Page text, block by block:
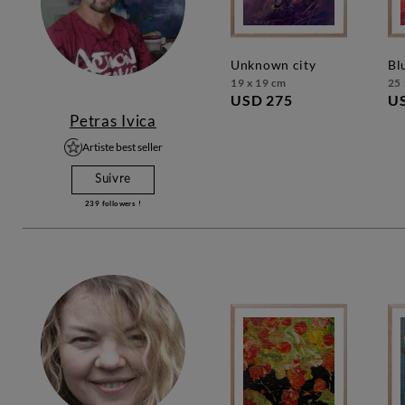
Petras Ivica
Artiste best seller
Suivre
239 followers !
unknown city
19 x 19 cm
USD 275
25